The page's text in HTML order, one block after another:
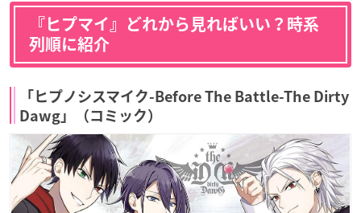
『ヒプマイ』どれから見ればいい？時系
列順に紹介
「ヒプノシスマイク-Before The Battle-The Dirty
Dawg」（コミック）